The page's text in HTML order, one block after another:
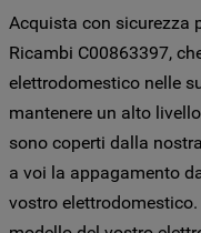
Acquista con sicurezza
Ricambi C00863397,
elettrodomestico nelle
mantenere un alto
sono coperti dalla
a voi la appagamento
vostro
impostazioni
consentono
cookie tecnici.
"ACCETTO
all'utilizzo di
condivisione
per tali finalità.
“VOGLIO
SUI COOKIE”,